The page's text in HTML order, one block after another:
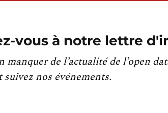
vous à notre lettre
manquer de l’actualité de l’open
nos événements.